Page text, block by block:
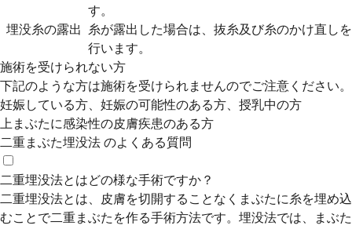
す。
埋没糸の露出
糸が露出した場合は、抜糸及び糸のかけ直しを
行います。
施術を受けられない方
下記のような方は施術を受けられませんのでご注意ください。
妊娠している方、妊娠の可能性のある方、授乳中の方
上まぶたに感染性の皮膚疾患のある方
二重まぶた埋没法 のよくある質問
二重埋没法とはどの様な手術ですか？
二重埋没法とは、皮膚を切開することなくまぶたに糸を埋め込
むことで二重まぶたを作る手術方法です。埋没法では、まぶた